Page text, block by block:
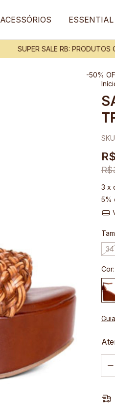
ACESSÓRIOS ESSENTIAL
SUPER SALE RB: PRODUTOS
-50%
3 x
5%
34
Cor: